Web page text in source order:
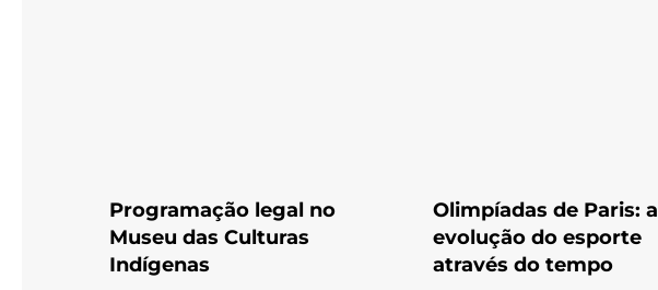
Programação legal no
Museu das Culturas
Indígenas
Olimpíadas de Paris: a
evolução do esporte
através do tempo